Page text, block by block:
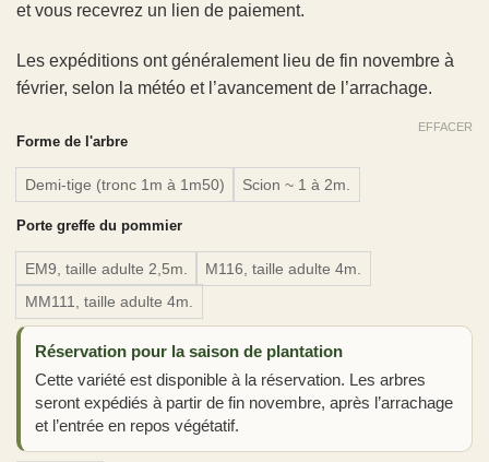
et vous recevrez un lien de paiement.
Les expéditions ont généralement lieu de fin novembre à
février, selon la météo et l’avancement de l’arrachage.
Forme de l'arbre
Demi-tige (tronc 1m à 1m50) Scion ~ 1 à 2m.
Porte greffe du pommier
EM9, taille adulte 2,5m.
M116, taille adulte 4m.
MM111, taille adulte 4m.
EFFACER
Réservation pour la saison de plantation
Cette variété est disponible à la réservation. Les arbres
seront expédiés à partir de fin novembre, après l’arrachage
et l’entrée en repos végétatif.